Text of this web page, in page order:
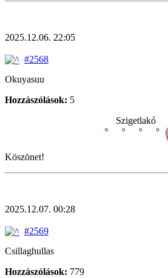
2025.12.06. 22:05
#2568
Okuyasuu
Hozzászólások: 5
Szigetlakó
Köszönet!
2025.12.07. 00:28
#2569
Csillaghullas
Hozzászólások: 779